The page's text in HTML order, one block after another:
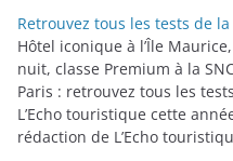
Retrouvez tous les tests de
Hôtel iconique à l’Île
nuit, classe Premium à la
Paris : retrouvez tous les
L’Echo touristique cette
rédaction de L’Echo